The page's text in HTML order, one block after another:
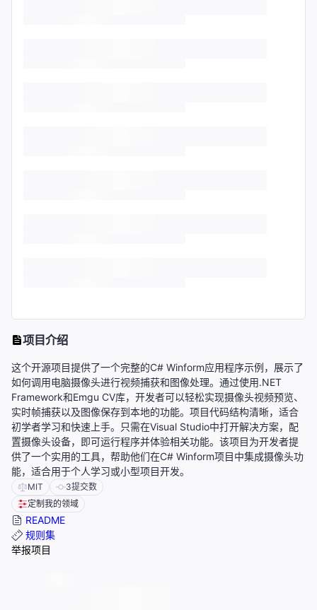
项目介绍
这个开源项目提供了一个完整的C# Winform应用程序示例，展示了
如何调用电脑摄像头进行视频捕获和图像处理。通过使用.NET
Framework和Emgu CV库，开发者可以轻松实现摄像头视频预览、
实时帧捕获以及图像保存到本地的功能。项目代码结构清晰，适合
初学者学习和快速上手。只需在Visual Studio中打开解决方案，配
置摄像头设备，即可运行程序并体验相关功能。该项目为开发者提
供了一个实用的工具，帮助他们在C# Winform项目中集成摄像头功
能，适合用于个人学习或小型项目开发。
MIT 3提交数
定制我的领域
README
规则集
举报项目